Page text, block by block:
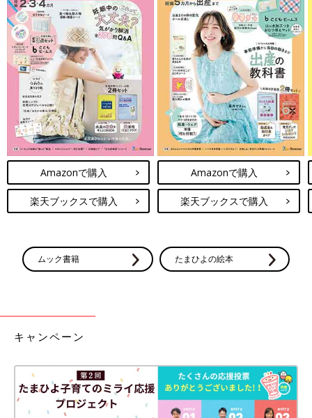
Amazonで購入
楽天ブックスで購入
Amazonで購入
楽天ブックスで購入
ムック書籍 たまひよの絵本
キャンペーン